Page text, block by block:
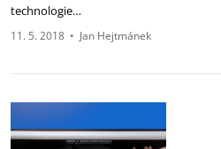
technologie…
11. 5. 2018 • Jan Hejtmánek